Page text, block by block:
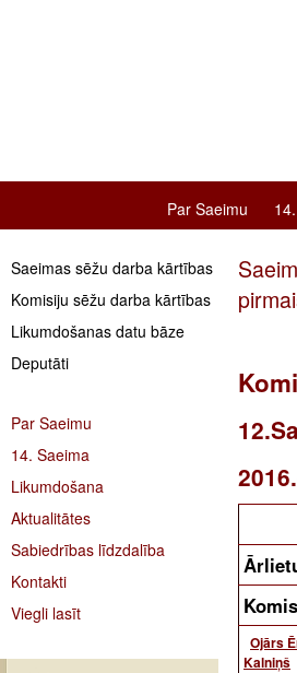
Par Saeimu
Saeimas sēžu darba kārtības
Komisiju sēžu darba kārtības
Likumdošanas datu bāze
Deputāti
Par Saeimu
14. Saeima
Likumdošana
Aktualitātes
Sabiedrības līdzdalība
Kontakti
Viegli lasīt
Ojārs
Kalniņš